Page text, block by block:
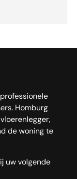
Homburg
de woning te
uw volgende